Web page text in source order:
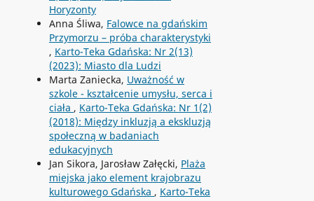
Horyzonty
Anna Śliwa, Falowce na gdańskim
Przymorzu – próba charakterystyki
, Karto-Teka Gdańska: Nr 2(13)
(2023): Miasto dla Ludzi
Marta Zaniecka, Uważność w
szkole - kształcenie umysłu, serca i
ciała , Karto-Teka Gdańska: Nr 1(2)
(2018): Między inkluzją a ekskluzją
społeczną w badaniach
edukacyjnych
Jan Sikora, Jarosław Załęcki, Plaża
miejska jako element krajobrazu
kulturowego Gdańska , Karto-Teka